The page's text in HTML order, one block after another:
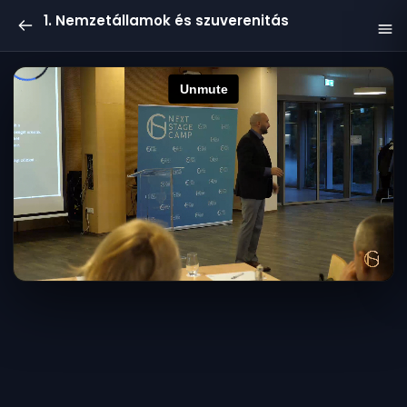
1. Nemzetállamok és szuverenitás